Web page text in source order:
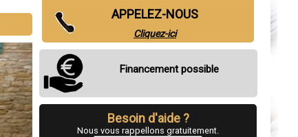
APPELEZ-NOUS
Cliquez-ici
Financement possible
Besoin d'aide ?
Nous vous rappellons gratuitement.